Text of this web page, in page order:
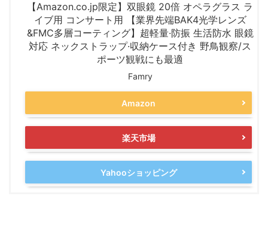
【Amazon.co.jp限定】双眼鏡 20倍 オペラグラス ラ
イブ用 コンサート用 【業界先端BAK4光学レンズ
&FMC多層コーティング】超軽量·防振 生活防水 眼鏡
対応 ネックストラップ·収納ケース付き 野鳥観察/ス
ポーツ観戦にも最適
Famry
Amazon
楽天市場
Yahooショッピング